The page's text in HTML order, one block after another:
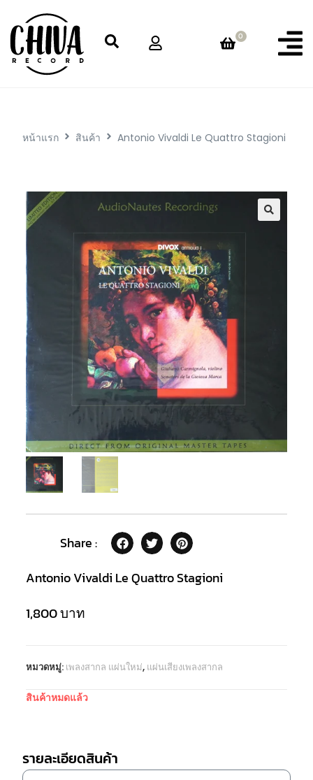
0
หน้าแรก สินค้า Antonio Vivaldi Le Quattro Stagioni
Share :
Antonio Vivaldi Le Quattro Stagioni
1,800บาท
หมวดหมู่: เพลงสากล แผ่นใหม่, แผ่นเสียงเพลงสากล
สินค้าหมดแล้ว
รายละเอียดสินค้า